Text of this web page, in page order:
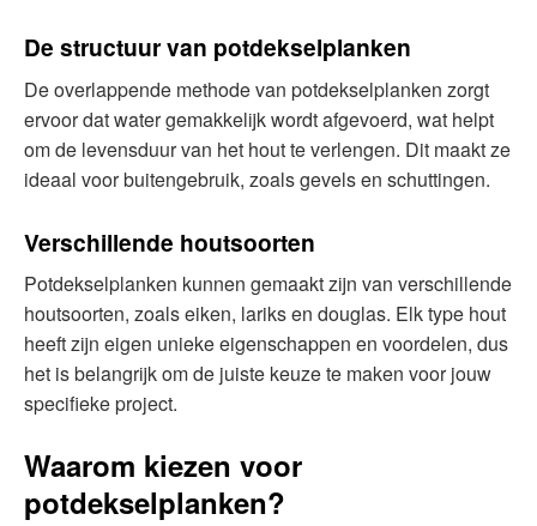
De structuur van potdekselplanken
De overlappende methode van potdekselplanken zorgt
ervoor dat water gemakkelijk wordt afgevoerd, wat helpt
om de levensduur van het hout te verlengen. Dit maakt ze
ideaal voor buitengebruik, zoals gevels en schuttingen.
Verschillende houtsoorten
Potdekselplanken kunnen gemaakt zijn van verschillende
houtsoorten, zoals eiken, lariks en douglas. Elk type hout
heeft zijn eigen unieke eigenschappen en voordelen, dus
het is belangrijk om de juiste keuze te maken voor jouw
specifieke project.
Waarom kiezen voor
potdekselplanken?